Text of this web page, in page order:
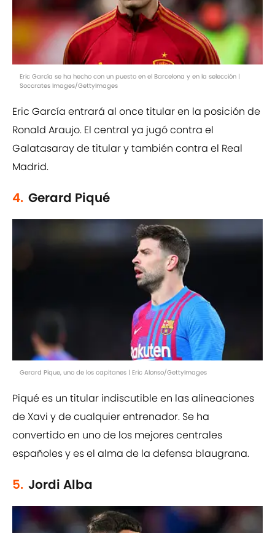
Eric García se ha hecho con un puesto en el Barcelona y en la selección |
Soccrates Images/GettyImages
Eric García entrará al once titular en la posición de
Ronald Araujo. El central ya jugó contra el
Galatasaray de titular y también contra el Real
Madrid.
4. Gerard Piqué
Gerard Pique, uno de los capitanes | Eric Alonso/GettyImages
Piqué es un titular indiscutible en las alineaciones
de Xavi y de cualquier entrenador. Se ha
convertido en uno de los mejores centrales
españoles y es el alma de la defensa blaugrana.
5. Jordi Alba